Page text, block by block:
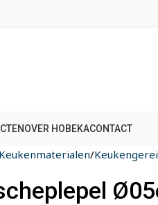
OVER HOBEKACONTACT
Keukengerei